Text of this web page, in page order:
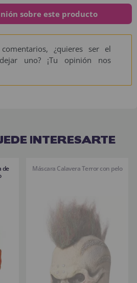
sobre este producto
¿quieres ser el
uno? ¡Tu opinión nos
INTERESARTE
de
Máscara Calavera Terror con pelo